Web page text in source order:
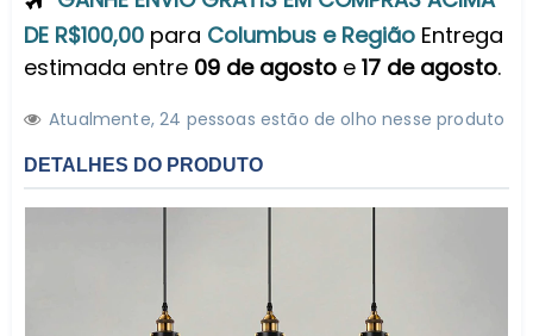
DE R$100,00 para Columbus e Região Entrega
estimada entre 09 de agosto e 17 de agosto.
Atualmente,24 pessoas estão de olho nesse produto
DETALHES DO PRODUTO